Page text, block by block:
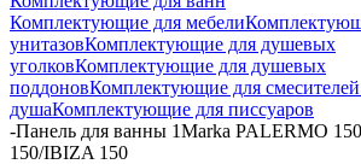
Комплектующие для мебели
унитазовКомплектующие для душевых
уголковКомплектующие для душевых
поддоновКомплектующие для
душаКомплектующие для писсуаров
-Панель для ванны 1Marka PALERMO
150/IBIZA 150